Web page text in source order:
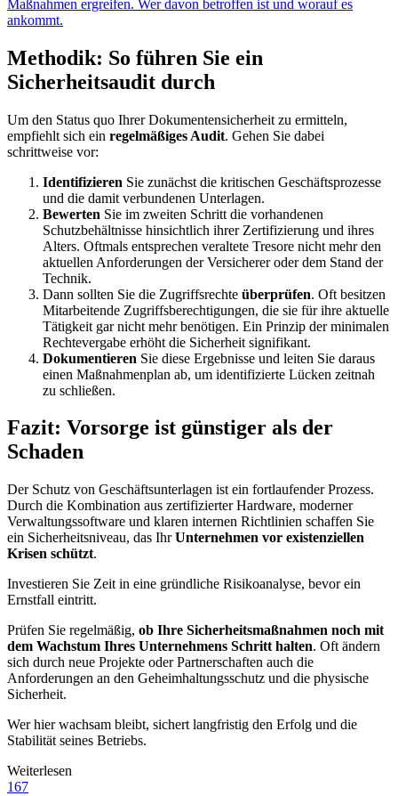
Maßnahmen ergreifen. Wer davon betroffen ist und worauf es
ankommt.
Methodik: So führen Sie ein
Sicherheitsaudit durch
Um den Status quo Ihrer Dokumentensicherheit zu ermitteln,
empfiehlt sich ein regelmäßiges Audit. Gehen Sie dabei
schrittweise vor:
Identifizieren Sie zunächst die kritischen Geschäftsprozesse
und die damit verbundenen Unterlagen.
Bewerten Sie im zweiten Schritt die vorhandenen
Schutzbehältnisse hinsichtlich ihrer Zertifizierung und ihres
Alters. Oftmals entsprechen veraltete Tresore nicht mehr den
aktuellen Anforderungen der Versicherer oder dem Stand der
Technik.
Dann sollten Sie die Zugriffsrechte überprüfen. Oft besitzen
Mitarbeitende Zugriffsberechtigungen, die sie für ihre aktuelle
Tätigkeit gar nicht mehr benötigen. Ein Prinzip der minimalen
Rechtevergabe erhöht die Sicherheit signifikant.
Dokumentieren Sie diese Ergebnisse und leiten Sie daraus
einen Maßnahmenplan ab, um identifizierte Lücken zeitnah
zu schließen.
Fazit: Vorsorge ist günstiger als der
Schaden
Der Schutz von Geschäftsunterlagen ist ein fortlaufender Prozess.
Durch die Kombination aus zertifizierter Hardware, moderner
Verwaltungssoftware und klaren internen Richtlinien schaffen Sie
ein Sicherheitsniveau, das IhrUnternehmen vor existenziellen
Krisen schützt.
Investieren Sie Zeit in eine gründliche Risikoanalyse, bevor ein
Ernstfall eintritt.
Prüfen Sie regelmäßig, ob Ihre Sicherheitsmaßnahmen noch mit
dem Wachstum Ihres Unternehmens Schritt halten. Oft ändern
sich durch neue Projekte oder Partnerschaften auch die
Anforderungen an den Geheimhaltungsschutz und die physische
Sicherheit.
Wer hier wachsam bleibt, sichert langfristig den Erfolg und die
Stabilität seines Betriebs.
Weiterlesen
167